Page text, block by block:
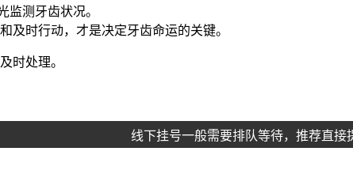
监测牙齿状况。
及时行动，才是决定牙齿命运的关键。
时处理。
线下挂号一般需要排队等待，推荐直